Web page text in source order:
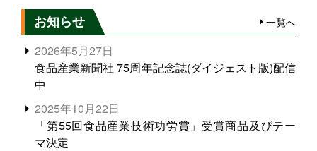
お知らせ 一覧へ
2026年5月27日
食品産業新聞社 75周年記念誌(ダイジェスト版)配信
中
2025年10月22日
「第55回食品産業技術功労賞」受賞商品及びテー
マ決定